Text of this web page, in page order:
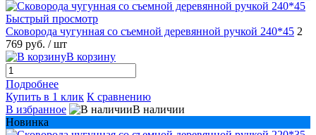
Быстрый просмотр
Сковорода чугунная со съемной деревянной ручкой 240*45 2
769 руб. / шт
В корзину
Подробнее
Купить в 1 клик К сравнению
В избранное
В наличии
Новинка